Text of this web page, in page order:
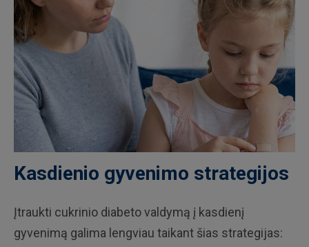
Kasdienio gyvenimo strategijos
Įtraukti cukrinio diabeto valdymą į kasdienį
gyvenimą galima lengviau taikant šias strategijas: